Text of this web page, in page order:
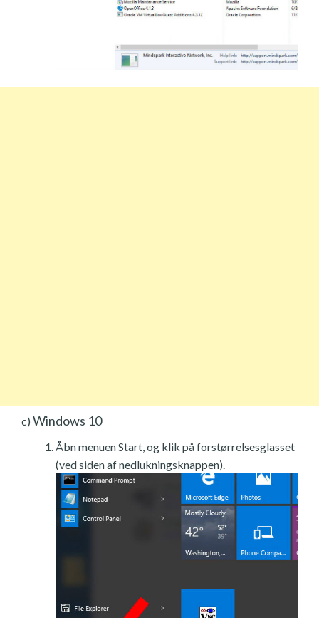
c) Windows 10
Åbn menuen Start, og klik på forstørrelsesglasset
(ved siden af nedlukningsknappen).